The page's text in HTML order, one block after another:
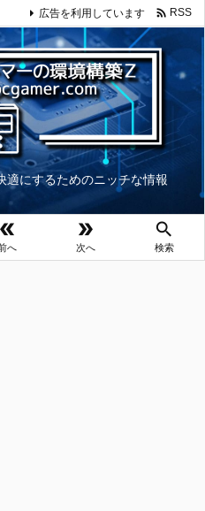
適にするためのニッチな情報

へ

次へ

検索
広告を利用しています  RSS